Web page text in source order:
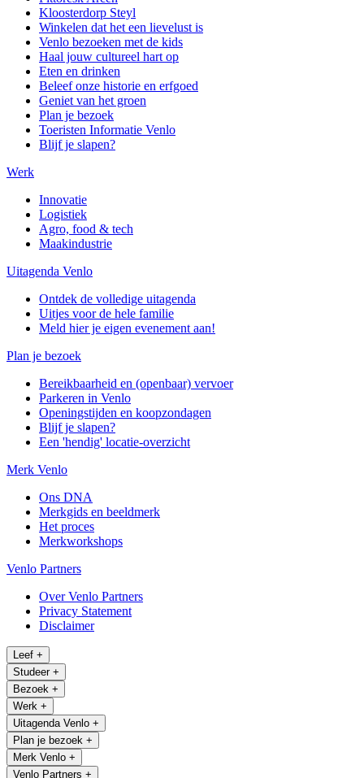
Kloosterdorp Steyl
Winkelen dat het een lievelust is
Venlo bezoeken met de kids
Haal jouw cultureel hart op
Eten en drinken
Beleef onze historie en erfgoed
Geniet van het groen
Plan je bezoek
Toeristen Informatie Venlo
Blijf je slapen?
Werk
Innovatie
Logistiek
Agro, food & tech
Maakindustrie
Uitagenda Venlo
Ontdek de volledige uitagenda
Uitjes voor de hele familie
Meld hier je eigen evenement aan!
Plan je bezoek
Bereikbaarheid en (openbaar) vervoer
Parkeren in Venlo
Openingstijden en koopzondagen
Blijf je slapen?
Een 'hendig' locatie-overzicht
Merk Venlo
Ons DNA
Merkgids en beeldmerk
Het proces
Merkworkshops
Venlo Partners
Over Venlo Partners
Privacy Statement
Disclaimer
Leef +
Studeer +
Bezoek +
Werk +
Uitagenda Venlo +
Plan je bezoek +
Merk Venlo +
Venlo Partners +